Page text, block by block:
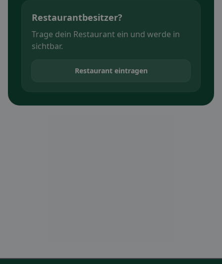
Restaurantbesitzer?
Trage dein Restaurant ein und werde in
sichtbar.
Restaurant eintragen